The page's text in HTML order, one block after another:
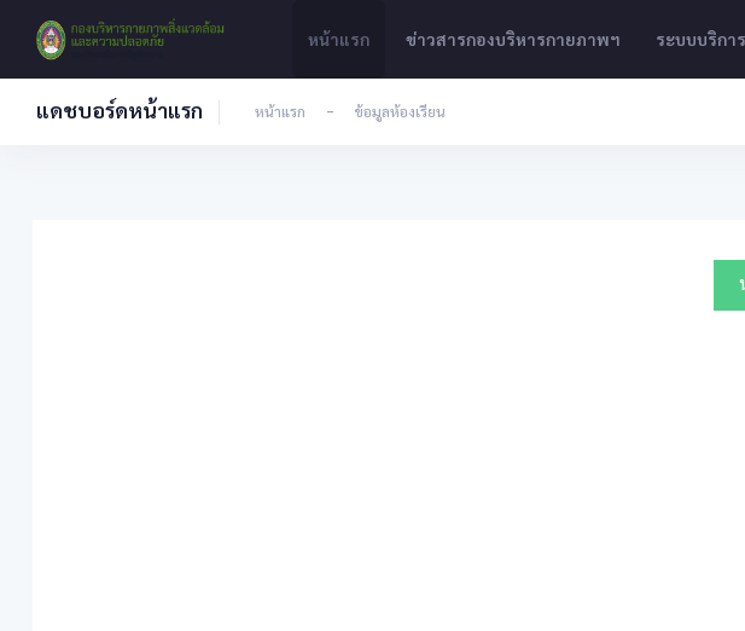
หน้าแรก ข่าวสารกองบริหารกายภาพฯ ระบบบริกา
แดชบอร์ดหน้าแรก หน้าแรก - ข้อมูลห้องเรียน